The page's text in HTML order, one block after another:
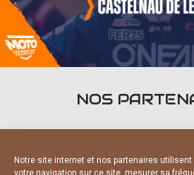
Notre site internet et nos partenaires
votre navigation sur ce site, mesurer sa
NOS